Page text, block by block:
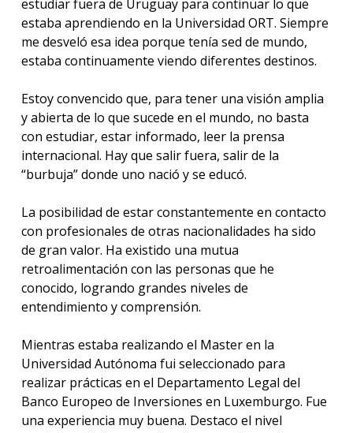
estudiar fuera de Uruguay para continuar lo que
estaba aprendiendo en la Universidad ORT. Siempre
me desveló esa idea porque tenía sed de mundo,
estaba continuamente viendo diferentes destinos.
Estoy convencido que, para tener una visión amplia
y abierta de lo que sucede en el mundo, no basta
con estudiar, estar informado, leer la prensa
internacional. Hay que salir fuera, salir de la
“burbuja” donde uno nació y se educó.
La posibilidad de estar constantemente en contacto
con profesionales de otras nacionalidades ha sido
de gran valor. Ha existido una mutua
retroalimentación con las personas que he
conocido, logrando grandes niveles de
entendimiento y comprensión.
Mientras estaba realizando el Master en la
Universidad Autónoma fui seleccionado para
realizar prácticas en el Departamento Legal del
Banco Europeo de Inversiones en Luxemburgo. Fue
una experiencia muy buena. Destaco el nivel